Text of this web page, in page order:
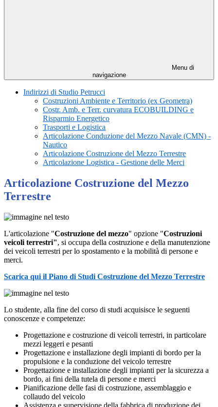
Menu di
navigazione
Indirizzi di Studio Petrucci
Costruzioni Ambiente e Territorio (ex Geometra)
Costr. Amb. e Terr. curvatura ECOBUILDING e
Risparmio Energetico
Trasporti e Logistica
Articolazione Conduzione del Mezzo Navale (CMN) -
Nautico
Articolazione Costruzione del Mezzo Terrestre
Articolazione Logistica - Gestione delle Merci
Articolazione Costruzione del Mezzo
Terrestre
L'articolazione "Costruzione del mezzo" opzione "Costruzioni
veicoli terrestri", si occupa della costruzione e della manutenzione
dei veicoli terrestri per lo spostamento e la mobilità di persone e
merci.
Scarica qui il Piano di Studi Costruzione del Mezzo Terrestre
Lo studente, alla fine del corso di studi acquisisce le seguenti
conoscenze e competenze:
Progettazione e costruzione di veicoli terrestri, in particolare
mezzi leggeri e pesanti
Progettazione e installazione degli impianti di bordo per la
propulsione e la conduzione del veicolo terrestre
Progettazione e installazione degli impianti per la sicurezza a
bordo, ai fini della tutela di persone e merci
Pianificazione delle fasi di costruzione, assemblaggio e
collaudo del veicolo